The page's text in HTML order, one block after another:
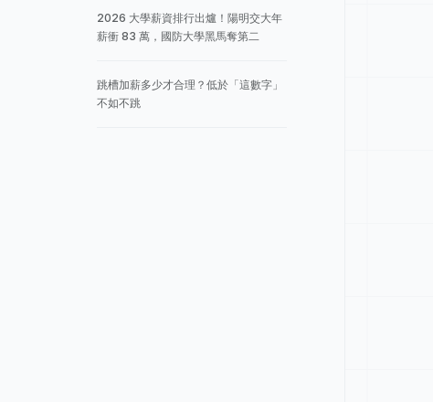
2026 大學薪資排行出爐！陽明交大年
薪衝 83 萬，國防大學黑馬奪第二
跳槽加薪多少才合理？低於「這數字」
不如不跳